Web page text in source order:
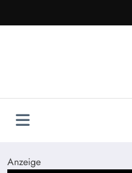
Inhalt
Anzeige